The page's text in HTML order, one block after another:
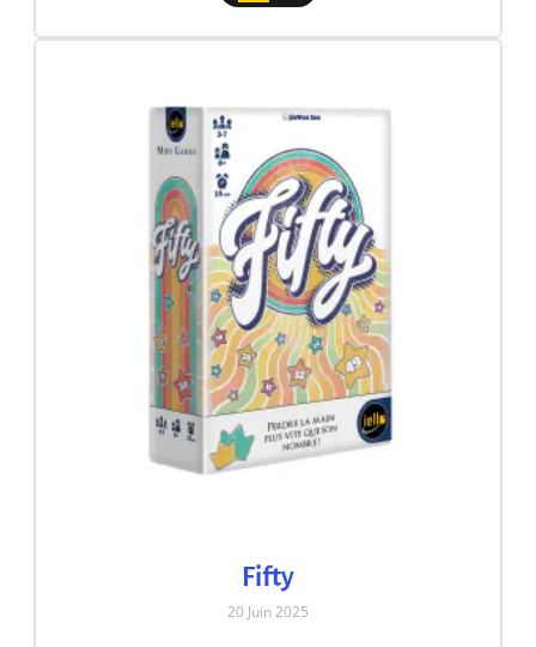
Fifty
20 Juin 2025